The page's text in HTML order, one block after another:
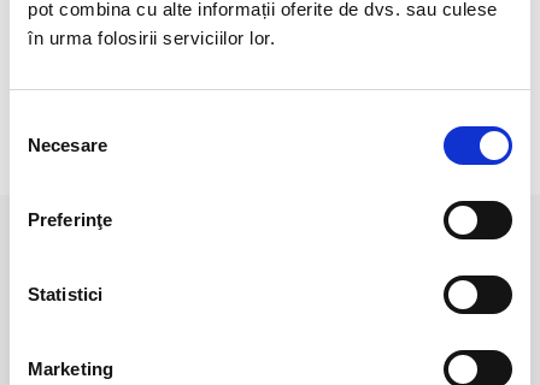
pot combina cu alte informații oferite de dvs. sau culese
în urma folosirii serviciilor lor.
consimțământului
Necesare
Preferinţe
Statistici
Marketing
Nu sunt opinii despre acest produs.
SPUNE-ŢI OPINIA
Autentifică-tesauÎnregistrează un cont noupentru a putea